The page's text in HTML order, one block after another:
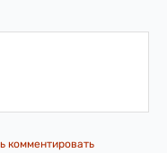
комментировать